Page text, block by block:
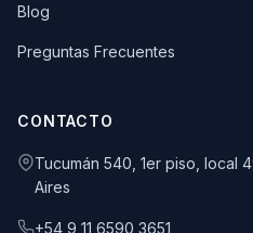
Blog
Preguntas Frecuentes
CONTACTO
Tucumán 540, 1er piso, local
Aires
+54 9 11 6590 3651